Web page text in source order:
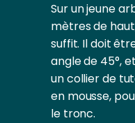
Sur un jeune
mètres de
suffit. Il doit
angle de 45°,
un collier de
en mousse,
le tronc.